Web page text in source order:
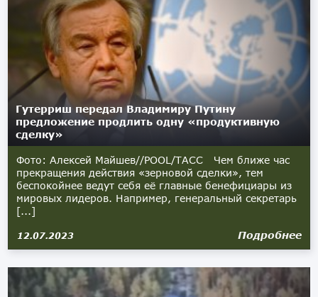
Гутерриш передал Владимиру Путину
предложение продлить одну «продуктивную
сделку»
Фото: Алексей Майшев//POOL/ТАСС Чем ближе час
прекращения действия «зерновой сделки», тем
беспокойнее ведут себя её главные бенефициары из
мировых лидеров. Например, генеральный секретарь
[...]
12.07.2023 Подробнее